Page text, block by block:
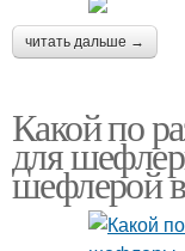
читать дальше →
Какой по
для
шефлерой